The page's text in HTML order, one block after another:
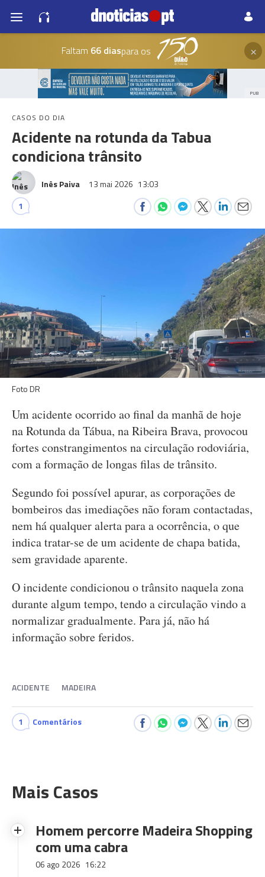
Faltam 66 diaspara os ×
PUB
CASOS DO DIA
Acidente na rotunda da Tabua
condiciona trânsito
Inês Paiva 13 mai 2026 13:03
1
Foto DR
Um acidente ocorrido ao final da manhã de hoje
na Rotunda da Tábua, na Ribeira Brava, provocou
fortes constrangimentos na circulação rodoviária,
com a formação de longas filas de trânsito.
Segundo foi possível apurar, as corporações de
bombeiros das imediações não foram contactadas,
nem há qualquer alerta para a ocorrência, o que
indica tratar-se de um acidente de chapa batida,
sem gravidade aparente.
O incidente condicionou o trânsito naquela zona
durante algum tempo, tendo a circulação vindo a
normalizar gradualmente. Para já, não há
informação sobre feridos.
ACIDENTE MADEIRA
1 Comentários
Mais Casos
Homem percorre Madeira Shopping
com uma cabra
06 ago 2026 16:22